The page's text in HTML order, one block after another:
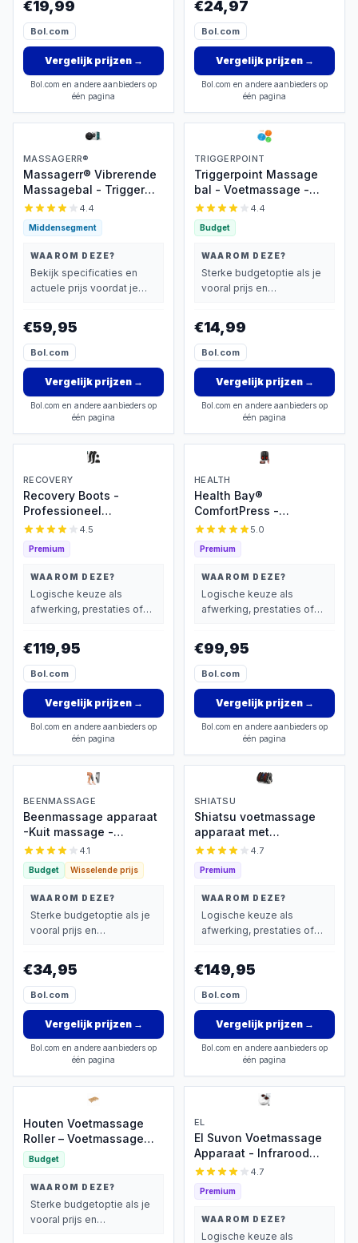
€19,99
Bol.com
Vergelijk prijzen→
Bol.com en andere aanbieders op
één pagina
Massage Muscle Fascia
Release Ball
€24,97
Bol.com
Vergelijk prijzen→
Bol.com en andere aanbieders op
één pagina
MASSAGERR®
Massagerr® Vibrerende
Massagebal - Trigger
Bal - 4 Tril Niveaus -
Massage Bal - Moderne
Lacrosse bal -
Voetmassage - Massage
Schouders, Fullbody
4.4
Middensegment
WAAROM DEZE?
Bekijk specificaties en
actuele prijs voordat je
€59,95
Bol.com
Vergelijk prijzen→
Bol.com en andere aanbieders op
één pagina
TRIGGERPOINT
Triggerpoint Massage
bal - Voetmassage -
Acupunctuur - Hard - Set
van 3 - Rheme
4.4
Budget
WAAROM DEZE?
Sterke budgetoptie als je
vooral prijs en
€14,99
Bol.com
Vergelijk prijzen→
Bol.com en andere aanbieders op
één pagina
RECOVERY
Recovery Boots -
Professioneel
Beenmassage &
voor Bloedcirculatie -
Sport Gym Fitness -
Voet Massage
Vermoeide Benen
Luchtcompressie
Bloedsomloop
lymfedrainageapparaat
Oedeem
4.5
Premium
WAAROM DEZE?
Logische keuze als
afwerking, prestaties of
€119,95
Bol.com
Vergelijk prijzen→
Bol.com en andere aanbieders op
één pagina
HEALTH
Health Bay®
ComfortPress -
Voetmassage Apparaat -
Luchtcompressie -
Voetmassage Apparaat
Verwarming & Instelbare
Intensiteit
5.0
Premium
WAAROM DEZE?
Logische keuze als
afwerking, prestaties of
€99,95
Bol.com
Vergelijk prijzen→
Bol.com en andere aanbieders op
één pagina
BEENMASSAGE
Beenmassage apparaat
-Kuit massage -
Beenmassage apparaat
bloedsomloop -
Voetmassage apparaat-
Beenmassager -
Luchtcompressie -
Verlicht Beenpijn -
4.1
Budget Wisselende prijs
WAAROM DEZE?
Sterke budgetoptie als je
vooral prijs en
€34,95
Bol.com
Vergelijk prijzen→
Bol.com en andere aanbieders op
één pagina
SHIATSU
Shiatsu voetmassage
apparaat met
luchtcompressie- voet &
- massage apparaat
voor bloedsomloop en
massager -
afstandsbediening
4.7
Premium
WAAROM DEZE?
Logische keuze als
afwerking, prestaties of
€149,95
Bol.com
Vergelijk prijzen→
Bol.com en andere aanbieders op
één pagina
Houten Voetmassage
Roller – Voetmassage
Apparaat – Voetreflex
Massage Roller –
Massief Hout – Tegen
Vermoeide Voeten –
Handmatige
Voetmassager
Budget
WAAROM DEZE?
Sterke budgetoptie als je
vooral prijs en
EL
El Suvon Voetmassage
Apparaat - Infrarood
Warmte - Shiatsu en
Bloedsomloop Voet en
Been - Wasbare voering
4.7
Premium
WAAROM DEZE?
Logische keuze als